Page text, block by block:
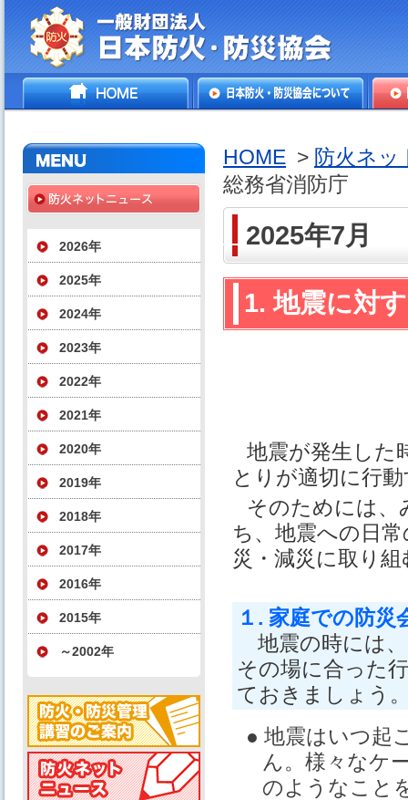
一般財団法人日本防火・防
HOME
2026年
2025年
2024年
2023年
2022年
2021年
2020年
2019年
2018年
2017年
2016年
2015年
～2002年
HOME > 防火ネッ
総務省消防庁
2025年7月
1. 地震に対
地震が発生した
とりが適切に行
そのためには、
ち、地震への日
災・減災に取り
１. 家庭での防災
地震の時には、
その場に合った
ておきましょう
● 地震はいつ起
ん。様々なケ
のようなこと